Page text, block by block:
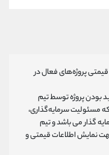
پروژه‌های فعال در
بودن پروژه توسط تیم
مسئولیت سرمایه‌گذاری،
گذار می باشد و تیم
نمایش اطلاعات قیمتی و